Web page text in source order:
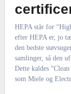
HEPA står for
efter HEPA er, jo
den bedste
samlinger, så den
Dette kaldes
som Miele og